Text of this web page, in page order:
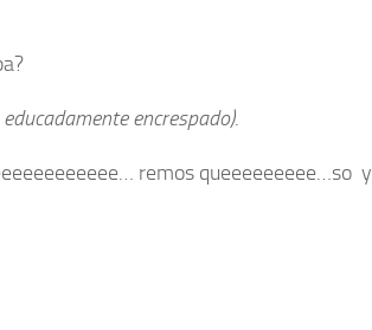
encrespado).
remos queeeeeeeee…so y